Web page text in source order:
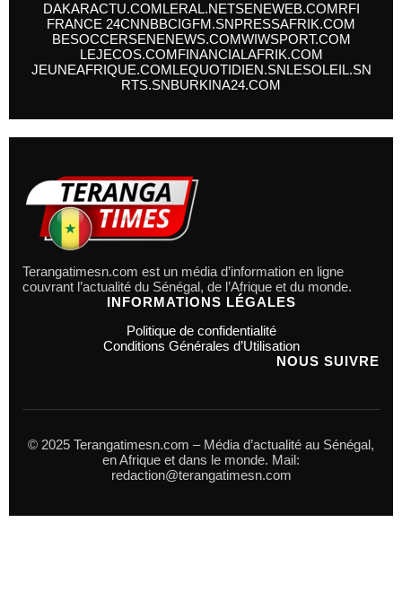
DAKARACTU.COMLERAL.NETSENEWEB.COMRFI
FRANCE 24CNNBBCIGFM.SNPRESSAFRIK.COM
BESOCCERSENENEWS.COMWIWSPORT.COM
LEJECOS.COMFINANCIALAFRIK.COM
JEUNEAFRIQUE.COMLEQUOTIDIEN.SNLESOLEIL.SN
RTS.SNBURKINA24.COM
Terangatimesn.com est un média d’information en ligne
couvrant l’actualité du Sénégal, de l’Afrique et du monde.
INFORMATIONS LÉGALES
Politique de confidentialité
Conditions Générales d’Utilisation
NOUS SUIVRE
© 2025 Terangatimesn.com – Média d’actualité au Sénégal,
en Afrique et dans le monde. Mail:
redaction@terangatimesn.com